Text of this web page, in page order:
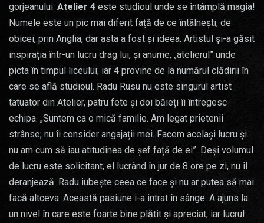
gorjeanului. Atelier 4 este studioul unde se întâmplă magia!
Numele este un pic mai diferit față de ce întâlnești, de
obicei, prin Anglia, dar asta a fost și ideea. Artistul și-a găsit
inspirația într-un lucru drag lui, și anume, „atelierul” unde
picta în timpul liceului; iar 4 provine de la numărul clădirii în
care se află studioul. Radu Rusu nu este singurul artist
tatuator din Atelier, patru fete și doi băieți îi întregesc
echipa. „Suntem ca o mică familie. Am legat prietenii
strânse; nu îi consider angajații mei. Facem același lucru și
nu am cum să iau atitudinea de șef față de ei”. Deși volumul
de lucru este solicitant, el lucrând în jur de 8 ore pe zi, nu îl
deranjează. Radu iubește ceea ce face și nu ar putea să mai
facă altceva. Această pasiune i-a intrat în sânge. A ajuns la
un nivel în care este foarte bine plătit și apreciat, iar lucrul